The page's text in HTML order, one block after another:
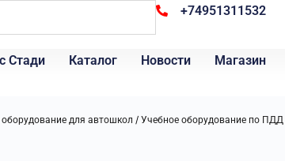
+74951311532
Стади Каталог Новости Магазин
для автошкол / Учебное оборудование по ПДД